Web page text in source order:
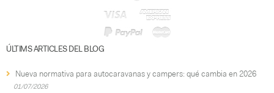
ÚLTIMS ARTICLES DEL BLOG
Nueva normativa para autocaravanas y campers: qué cambia en 2026
01/07/2026